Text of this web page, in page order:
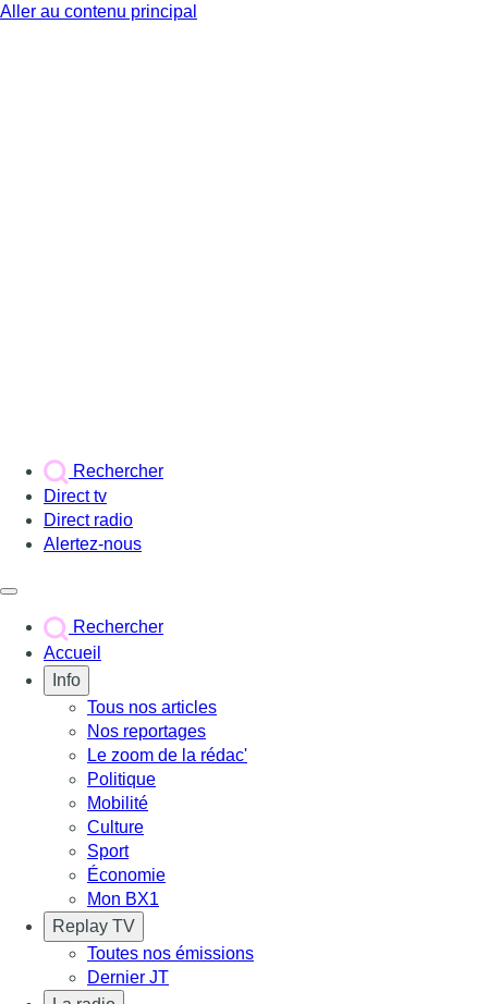
Aller au contenu principal
Rechercher
Direct tv
Direct radio
Alertez-nous
Rechercher
Accueil
Info
Tous nos articles
Nos reportages
Le zoom de la rédac'
Politique
Mobilité
Culture
Sport
Économie
Mon BX1
Replay TV
Toutes nos émissions
Dernier JT